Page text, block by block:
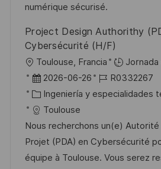
b
i
c
c
ó
o
a
numérique sécurisé.
Project Design Authorithy
Cybersécurité (H/F)
U
b
c
a
c
i
Toulouse, Francia
F
e
c
h
a
d
2026-06-26
I
D
e
e
m
R0332267
C
a
t
e
g
Ingeniería y especialidades
Toulouse
Nous recherchons un(e)
Projet (PDA) en Cybersécurité
équipe à Toulouse. Vous serez